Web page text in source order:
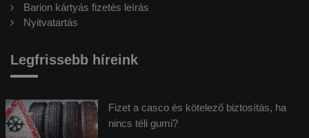
Barion kártyás fizetés leírás
Nyitvatartás
Legfrissebb híreink
Fizet a casco és kötelező biztosítás, ha
nincs téli gumi?